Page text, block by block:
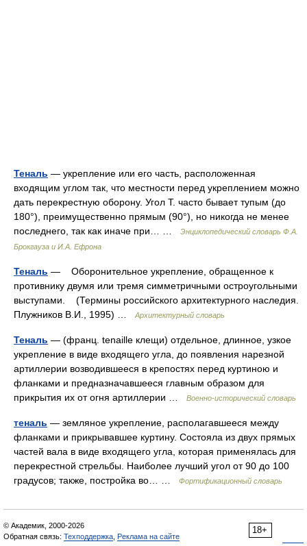
Теналь — укрепление или его часть, расположенная
входящим углом так, что местности перед укреплением можно
дать перекрестную оборону. Угол Т. часто бывает тупым (до
180°), преимущественно прямым (90°), но никогда не менее
последнего, так как иначе при… …
Энциклопедический словарь Ф.А.
Брокгауза и И.А. Ефрона
Теналь — Оборонительное укрепление, обращенное к
противнику двумя или тремя симметричными остроугольными
выступами. (Термины российского архитектурного наследия.
Плужников В.И., 1995) …Архитектурный словарь
Теналь — (франц. tenaille клещи) отдельное, длинное, узкое
укрепление в виде входящего угла, до появления нарезной
артиллерии возводившееся в крепостях перед куртиною и
фланками и предназначавшееся главным образом для
прикрытия их от огня артиллерии …
Военно-исторический словарь
теналь — земляное укрепление, располагавшееся между
фланками и прикрывавшее куртину. Состояла из двух прямых
частей вала в виде входящего угла, которая применялась для
перекрестной стрельбы. Наиболее лучший угол от 90 до 100
градусов; также, постройка во… …
Фортификационный словарь
18+
© Академик, 2000-2026
Обратная связь: Техподдержка, Реклама на сайте